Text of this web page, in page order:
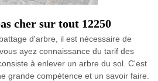
cher sur tout 12250
d'arbre, il est nécessaire de
ayez connaissance du tarif des
à enlever un arbre du sol. C'est
grande compétence et un savoir faire.